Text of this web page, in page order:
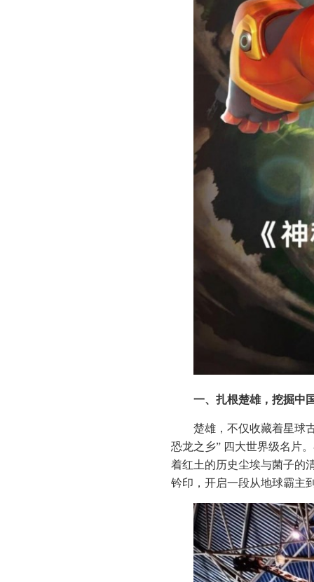
一、 扎根楚雄， 挖掘中
楚雄，不仅收藏着星球
恐龙之乡” 四大世界级名片
着红土的历史尘埃与菌子的
钤印，开启一段从地球霸主